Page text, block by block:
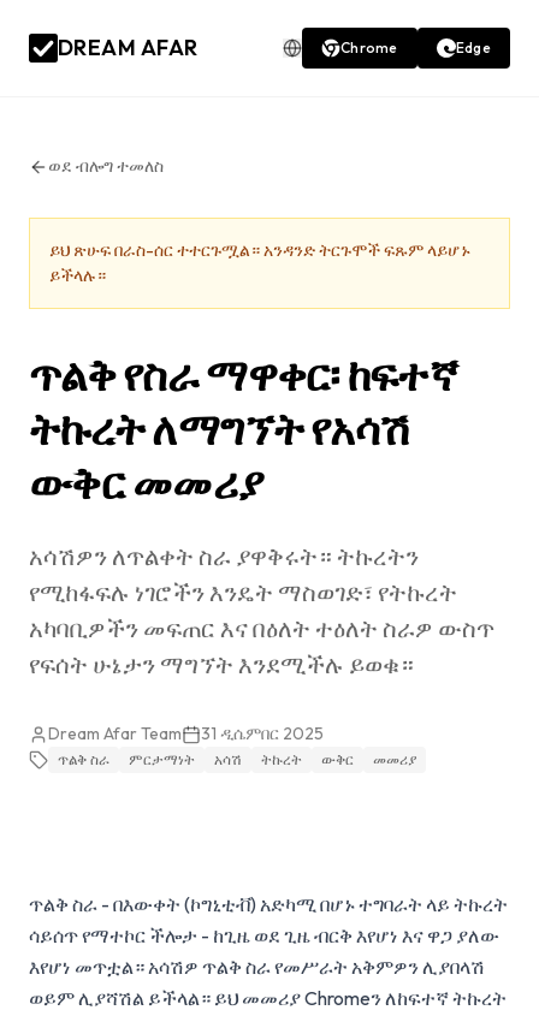
DREAM AFAR Chrome Edge
ወደ ብሎግ ተመለስ
ይህ ጽሁፍ በራስ-ሰር ተተርጉሟል። አንዳንድ ትርጉሞች ፍጹም ላይሆኑ
ይችላሉ።
ጥልቅ የስራ ማዋቀር፡ ከፍተኛ
ትኩረት ለማግኘት የአሳሽ
ውቅር መመሪያ
አሳሽዎን ለጥልቀት ስራ ያዋቅሩት። ትኩረትን
የሚከፋፍሉ ነገሮችን እንዴት ማስወገድ፣ የትኩረት
አካባቢዎችን መፍጠር እና በዕለት ተዕለት ስራዎ ውስጥ
የፍሰት ሁኔታን ማግኘት እንደሚችሉ ይወቁ።
Dream Afar Team 31 ዲሴምበር 2025
ጥልቅ ስራ ምርታማነት አሳሽ ትኩረት ውቅር መመሪያ
ጥልቅ ስራ - በእውቀት (ኮግኒቲቭ) አድካሚ በሆኑ ተግባራት ላይ ትኩረት
ሳይሰጥ የማተኮር ችሎታ - ከጊዜ ወደ ጊዜ ብርቅ እየሆነ እና ዋጋ ያለው
እየሆነ መጥቷል። አሳሽዎ ጥልቅ ስራ የመሥራት አቅምዎን ሊያበላሽ
ወይም ሊያሻሽል ይችላል። ይህ መመሪያ Chromeን ለከፍተኛ ትኩረት